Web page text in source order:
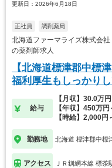
更新日：2026年6月18日
正社員 調剤薬局
北海道ファーマライズ株式会
の薬剤師求人
【北海道標津郡中標
福利厚生もしっかり
給与
【月収】30.0万
【年収】450万
【時給】2,000円
勤務地 北海道 標津郡中標
アクセス ＪＲ釧網本線 標茶